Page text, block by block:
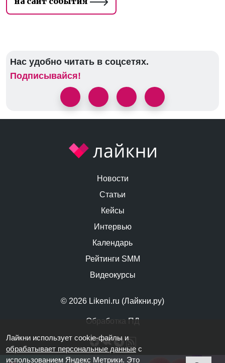
Нас удобно читать в соцсетях.
Подписывайся!
© 2026 Likeni.ru (Лайкни.ру)
Обработка ПД
Новости
Статьи
Кейсы
Интервью
Календарь
Рейтинги SMM
Видеокурсы
Лайкни использует cookie-файлы и
обрабатывает персональные данные с
использованием Яндекс Метрики. Это